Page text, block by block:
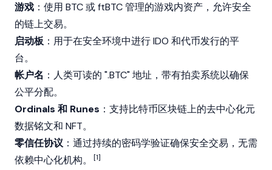
游戏 ：使用 BTC 或 ftBTC 管理的游戏内资产，允许安全
的链上交易。
启动板 ：用于在安全环境中进行 IDO 和代币发行的平
台。
帐户名 ：人类可读的 ".BTC" 地址，带有拍卖系统以确保
公平分配。
Ordinals 和 Runes ：支持比特币区块链上的去中心化元
数据铭文和 NFT。
零信任协议 ：通过持续的密码学验证确保安全交易，无需
依赖中心化机构。
[1]